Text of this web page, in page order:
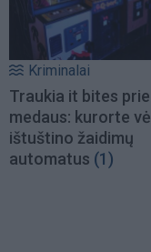
Kriminalai
Traukia it bites prie
medaus: kurorte vėl
ištuštino žaidimų
automatus (1)